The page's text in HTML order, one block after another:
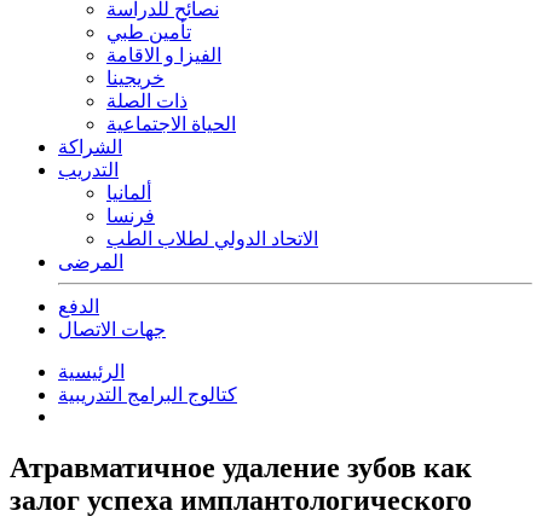
نصائح للدراسة
تأمين طبي
الفيزا و الاقامة
خريجينا
ذات الصلة
الحياة الاجتماعية
الشراكة
التدريب
ألمانيا
فرنسا
الاتحاد الدولي لطلاب الطب
المرضى
الدفع
جهات الاتصال
الرئيسية
كتالوج البرامج التدريبية
Атравматичное удаление зубов как
залог успеха имплантологического